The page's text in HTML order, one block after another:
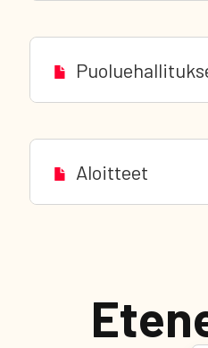
Aloitteet